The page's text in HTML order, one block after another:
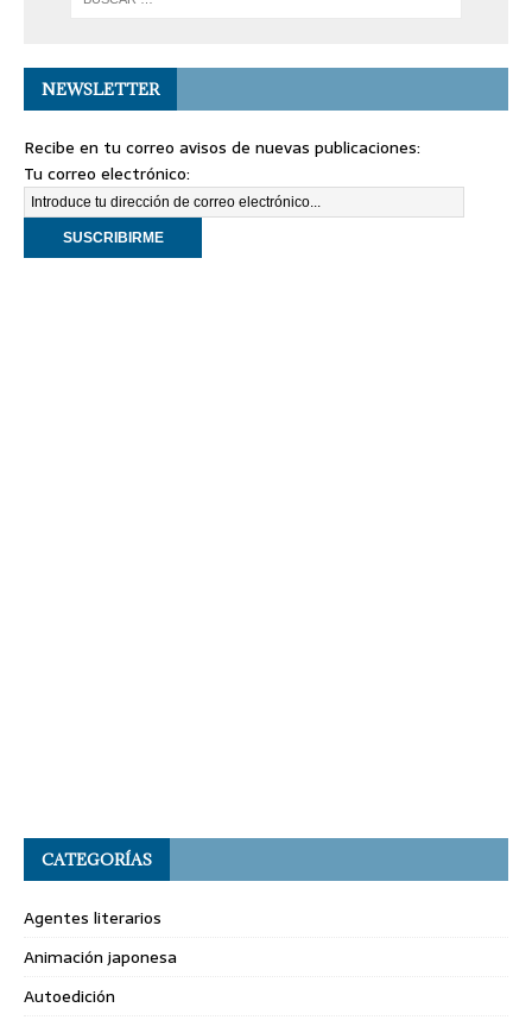
NEWSLETTER
Recibe en tu correo avisos de nuevas publicaciones:
Tu correo electrónico:
CATEGORÍAS
Agentes literarios
Animación japonesa
Autoedición